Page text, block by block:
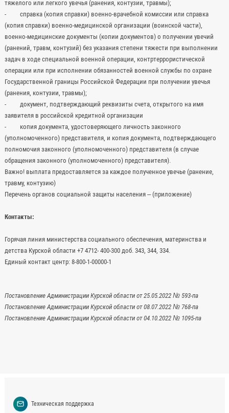
тяжелого или легкого увечья (ранения, контузии, травмы);
- справка (копия справки) военно-врачебной комиссии или справка
(копия справки) военно-медицинской организации (воинской части),
военно-медицинские документы (копии документов) о получении увечий
(ранений, травм, контузий) без указания степени тяжести при выполнении
задач в ходе специальной военной операции, контртеррористической
операции или при исполнении обязанностей военной службы по охране
Государственной границы Российской Федерации при получении увечья
(ранения, контузии, травмы);
- документ, подтверждающий реквизиты счета, открытого на имя
заявителя в российской кредитной организации
- копия документа, удостоверяющего личность законного
(уполномоченного) представителя, и копия документа, подтверждающего
полномочия законного (уполномоченного) представителя (в случае
обращения законного (уполномоченного) представителя).
Важно! выплата предоставляется за каждое полученное увечье (ранение,
травму, контузию)
Перечень органов социальной защиты населения – (приложение)
Контакты:
Горячая линия министерства социального обеспечения, материнства и
детства Курской области +7 4712- 400-300 доб. 343, 344, 334.
Единый контакт центр: 8-800-1-00000-1
Постановление Администрации Курской области от 25.05.2022 № 593-па
Постановление Администрации Курской области от 08.07.2022 № 768-па
Постановление Администрации Курской области от 04.10.2022 № 1095-па
Техническая поддержка